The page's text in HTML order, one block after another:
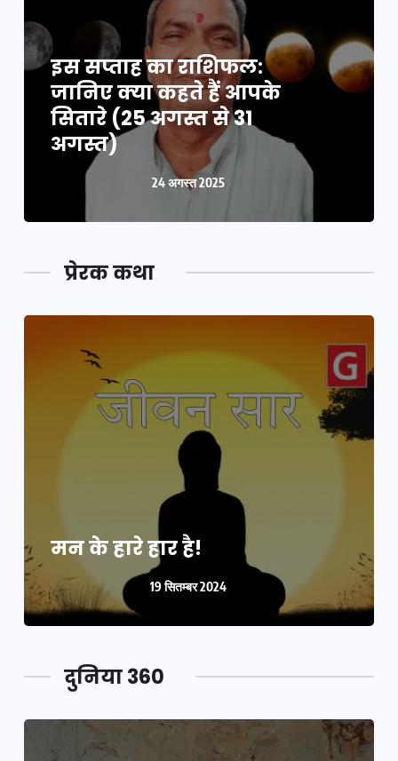
इस सप्ताह का राशिफल:
जानिए क्या कहते हैं आपके
सितारे (25 अगस्त से 31
अगस्त)
24 अगस्त 2025
प्रेरक कथा
मन के हारे हार है!
19 सितम्बर 2024
दुनिया 360